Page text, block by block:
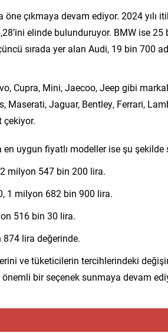
çıkmaya devam ediyor. 2024 yılı
elinde bulunduruyor. BMW ise
sırada yer alan Audi, 19 bin 700
Cupra, Mini, Jaecoo, Jeep gibi
Maserati, Jaguar, Bentley, Ferrari,
çekiyor.
uygun fiyatlı modeller ise şu şekilde
milyon 547 bin 200 lira.
1 milyon 682 bin 900 lira.
516 bin 30 lira.
lira değerinde.
ve tüketicilerin tercihlerindeki
önemli bir seçenek sunmaya devam